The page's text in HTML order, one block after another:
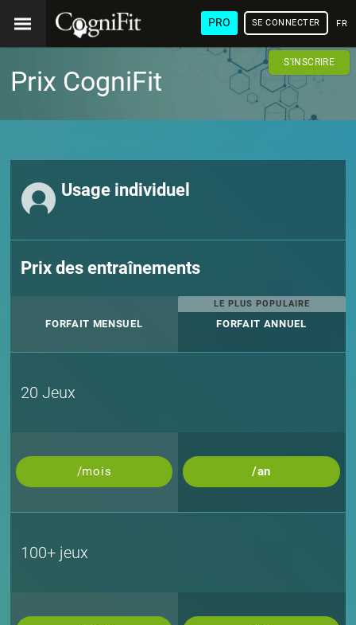
PRO SE CONNECTER
S'INSCRIRE
Prix CogniFit
Usage individuel
Prix des entraînements
FORFAIT MENSUEL
LE PLUS POPULAIRE
FORFAIT ANNUEL
20 Jeux
/mois /an
100+ jeux